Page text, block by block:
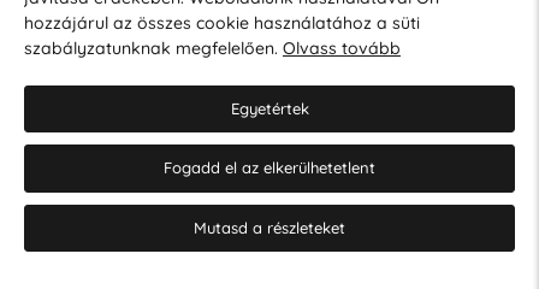
Személyes adatok védelmére vonatkozó szabályzat.
Web design: MARLOW DESIGN
hozzájárul az összes cookie használatához a süti
szabályzatunknak megfelelően. Olvass tovább
Egyetértek
Fogadd el az elkerülhetetlent
Mutasd a részleteket